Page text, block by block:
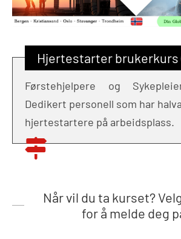
Hjertestarter brukerkurs
Førstehjelpere og
Dedikert personell som har
hjertestartere på arbeidsplass.
Når vil du ta kurset?
for å melde deg